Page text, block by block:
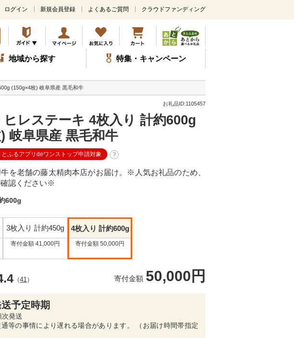
メ
ン
コ
ン
テ
ツ
ッ
プ
ログイン 新規会員登録 よくあるご質問 クラウドファンディング
地域から探す 特集・キャンペーン
(150g×4枚) 岐阜県産 黒毛和牛
お礼品ID:1105457
ヒレステーキ 4枚入り 計約600g
岐阜県産 黒毛和牛
とふるアプリdeワンストップ申請対象
を老舗の藤太精肉本店がお届け。※人気お礼品のため、
確認ください※
600g
3枚入り 計約450g
寄付金額 41,000円
4枚入り 計約600g
寄付金額 50,000円
（41） 寄付金額 50,000円
予定時期
発送
等の事情により遅れる場合があります。 （お届け時間帯指定